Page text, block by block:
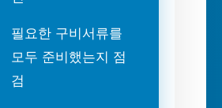
필요한 구비서류를
모두 준비했는지 점
검